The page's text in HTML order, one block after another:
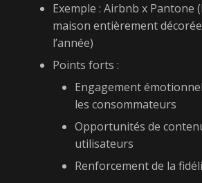
Exemple : Airbnb x Pantone
maison entièrement
l’année)
Points forts :
Engagement
les consommateurs
Opportunités de
utilisateurs
Renforcement de la